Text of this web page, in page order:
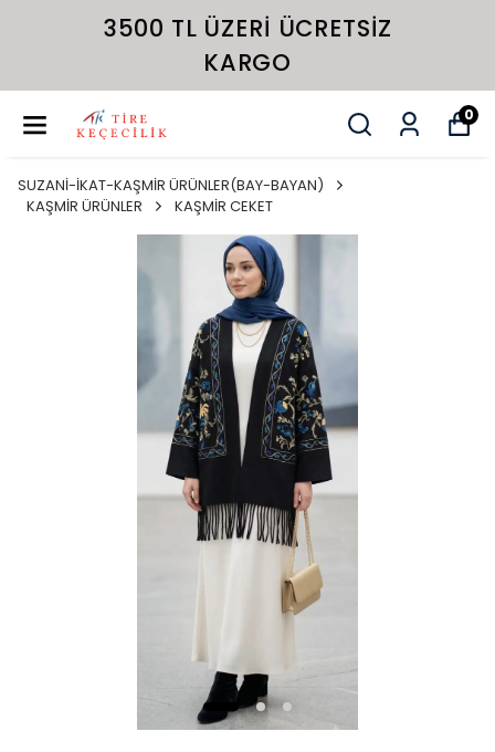
3500 TL ÜZERI ÜCRETSIZ
KARGO
0
SUZANİ-İKAT-KAŞMİR ÜRÜNLER(BAY-BAYAN)
KAŞMİR ÜRÜNLER
KAŞMİR CEKET